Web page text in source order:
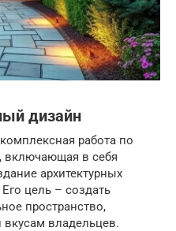
дизайн
работа по
включающая в себя
архитектурных
цель – создать
пространство,
владельцев.